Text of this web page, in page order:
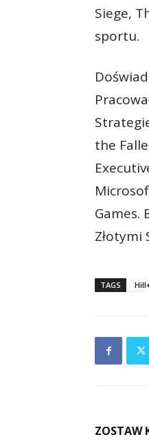
Siege,
sportu.
the
Games.
Złotymi
TAGS
ZOSTAW